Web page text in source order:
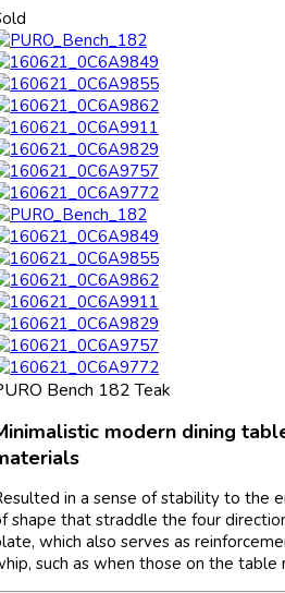
Bench 182 Teak
modern dining
in a sense of stability to the
shape that straddle the four
which also serves as
such as when those on the table